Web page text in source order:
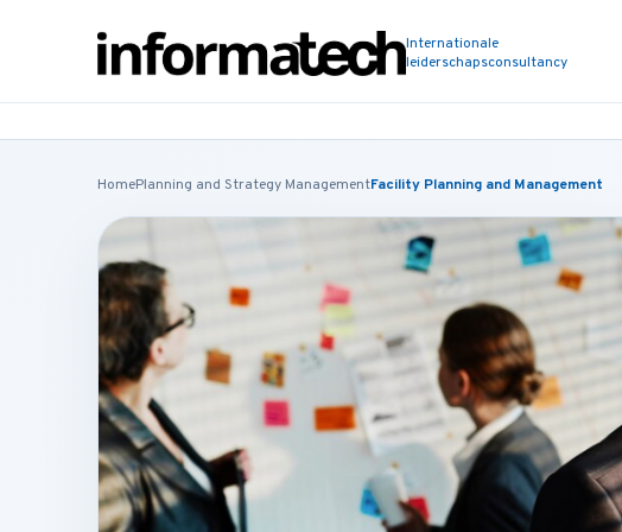
Internationale
leiderschapsconsultancy
HomePlanning and Strategy ManagementFacility Planning and Management